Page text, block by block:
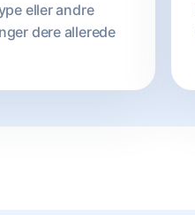
eller andre
dere allerede